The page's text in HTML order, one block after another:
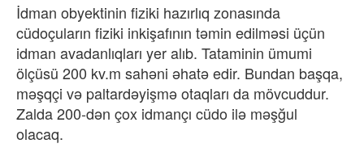
İdman obyektinin fiziki hazırlıq zonasında
cüdoçuların fiziki inkişafının təmin edilməsi üçün
idman avadanlıqları yer alıb. Tataminin ümumi
ölçüsü 200 kv.m sahəni əhatə edir. Bundan başqa,
məşqçi və paltardəyişmə otaqları da mövcuddur.
Zalda 200-dən çox idmançı cüdo ilə məşğul
olacaq.